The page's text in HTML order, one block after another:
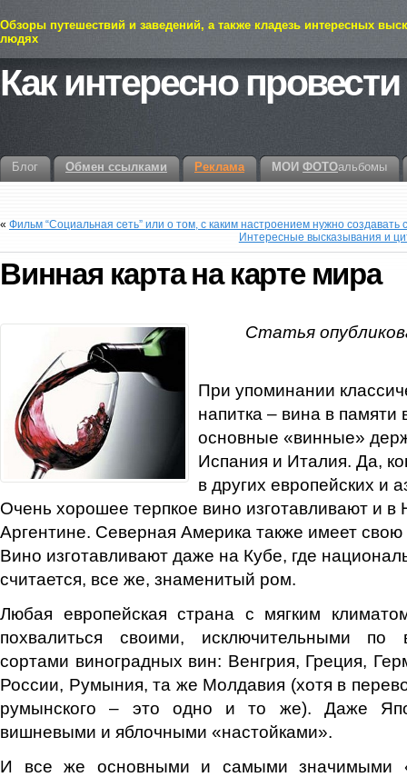
Обзоры путешествий и заведений, а также кладезь интересных
людях
Как интересно
Блог Обмен ссылками Реклама МОИ ФОТОальбомы
« Фильм “Социальная сеть” или о том, с каким настроением нужно создавать
Интересные высказывания и
Винная карта на карте мира
Статья
При упоминании
напитка – вина в памяти
основные «винные»
Испания и Италия. Да,
в других европейских и
Очень хорошее терпкое вино изготавливают и
Аргентине. Северная Америка также имеет
Вино изготавливают даже на Кубе, где
считается, все же, знаменитый ром.
Любая европейская страна с мягким
похвалиться своими, исключительными по
сортами виноградных вин: Венгрия, Греция,
России, Румыния, та же Молдавия (хотя в
румынского – это одно и то же). Даже
вишневыми и яблочными «настойками».
И все же основными и самыми значимыми